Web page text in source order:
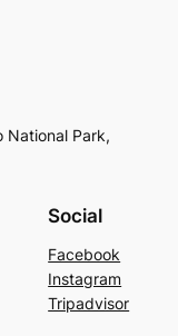
National Park,
Social
Facebook
Instagram
Tripadvisor